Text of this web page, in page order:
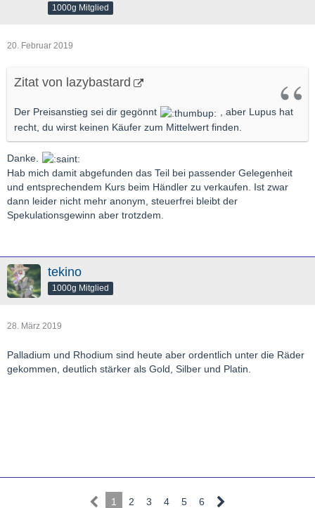
1000g Mitglied
20. Februar 2019
Zitat von lazybastard
Der Preisanstieg sei dir gegönnt
, aber Lupus hat
recht, du wirst keinen Käufer zum Mittelwert finden.
Danke.
Hab mich damit abgefunden das Teil bei passender Gelegenheit
und entsprechendem Kurs beim Händler zu verkaufen. Ist zwar
dann leider nicht mehr anonym, steuerfrei bleibt der
Spekulationsgewinn aber trotzdem.
tekino
1000g Mitglied
28. März 2019
Palladium und Rhodium sind heute aber ordentlich unter die Räder
gekommen, deutlich stärker als Gold, Silber und Platin.
1 2 3 4 5 6